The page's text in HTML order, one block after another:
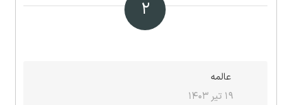
۲
عالمه
۱۹ تیر ۱۴۰۳